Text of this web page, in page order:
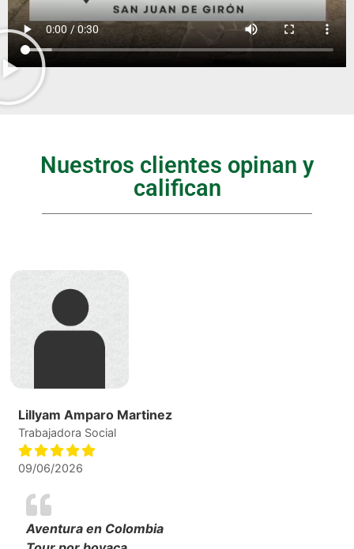
Nuestros clientes opinan y
califican
Lillyam Amparo Martinez
Trabajadora Social
09/06/2026
Aventura en Colombia